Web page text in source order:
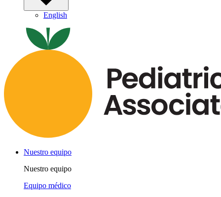
English
Nuestro equipo
Nuestro equipo
Equipo médico